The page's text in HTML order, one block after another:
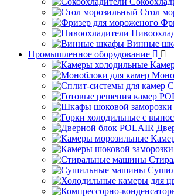
Стол
Винные
Промышленное оборудование